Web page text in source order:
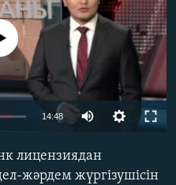
available
14:48
лицензиядан
жәрдем жүргізушісін